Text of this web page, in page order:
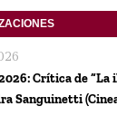
Crítica de “La
Sanguinetti